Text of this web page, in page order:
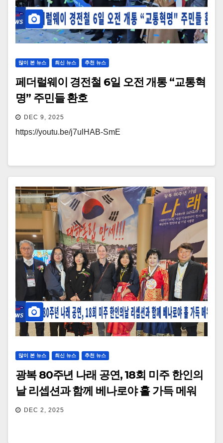
많이 본 뉴스 최신 뉴스 추천 뉴스
페더럴웨이 경전철 6일 오전 개통 “교통혁
명” 주민들 환호
DEC 9, 2025
https://youtu.be/j7ulHAB-SmE
많이 본 뉴스 최신 뉴스 추천 뉴스
광복 80주년 나래 공연, 18회 미주 한인의
날 리셉션과 함께 베나로야 홀 가득 메워
DEC 2, 2025